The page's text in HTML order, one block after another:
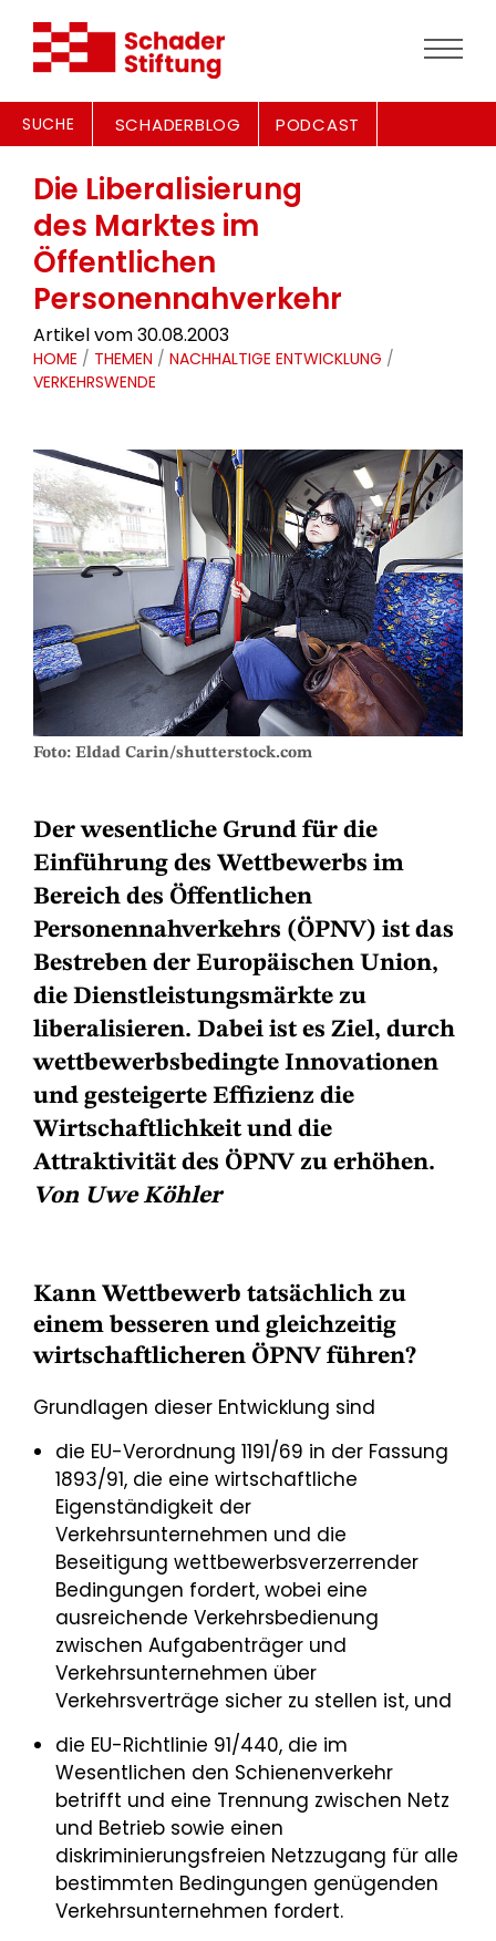
SUCHE SCHADERBLOG PODCAST
Die Liberalisierung
des Marktes im
Öffentlichen
Personennahverkehr
Artikel vom 30.08.2003
HOME / THEMEN / NACHHALTIGE ENTWICKLUNG /
VERKEHRSWENDE
Foto: Eldad Carin/shutterstock.com
Der wesentliche Grund für die
Einführung des Wettbewerbs im
Bereich des Öffentlichen
Personennahverkehrs (ÖPNV) ist das
Bestreben der Europäischen Union,
die Dienstleistungsmärkte zu
liberalisieren. Dabei ist es Ziel, durch
wettbewerbsbedingte Innovationen
und gesteigerte Effizienz die
Wirtschaftlichkeit und die
Attraktivität des ÖPNV zu erhöhen.
Von Uwe Köhler
Kann Wettbewerb tatsächlich zu
einem besseren und gleichzeitig
wirtschaftlicheren ÖPNV führen?
Grundlagen dieser Entwicklung sind
die EU-Verordnung 1191/69 in der Fassung
1893/91, die eine wirtschaftliche
Eigenständigkeit der
Verkehrsunternehmen und die
Beseitigung wettbewerbsverzerrender
Bedingungen fordert, wobei eine
ausreichende Verkehrsbedienung
zwischen Aufgabenträger und
Verkehrsunternehmen über
Verkehrsverträge sicher zu stellen ist, und
die EU-Richtlinie 91/440, die im
Wesentlichen den Schienenverkehr
betrifft und eine Trennung zwischen Netz
und Betrieb sowie einen
diskriminierungsfreien Netzzugang für alle
bestimmten Bedingungen genügenden
Verkehrsunternehmen fordert.